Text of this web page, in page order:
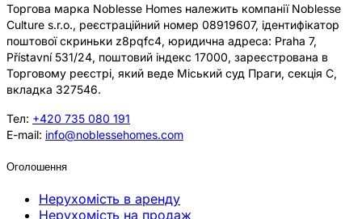
Торгова марка Noblesse Homes належить компанії Noblesse
Culture s.r.o., реєстраційний номер 08919607, ідентифікатор
поштової скриньки z8pqfc4, юридична адреса: Praha 7,
Přístavní 531/24, поштовий індекс 17000, зареєстрована в
Торговому реєстрі, який веде Міський суд Праги, секція C,
вкладка 327546.
Тел: +420 735 080 191
E-mail: info@noblessehomes.com
Оголошення
Нерухомість в аренду
Нерухомість на продаж